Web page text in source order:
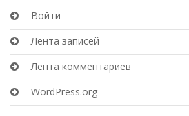
Войти
Лента записей
Лента комментариев
WordPress.org